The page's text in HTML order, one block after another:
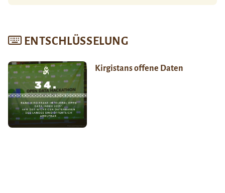
ENTSCHLÜSSELUNG
Kirgistans offene Daten